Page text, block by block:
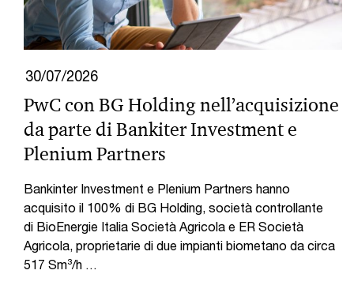
30/07/2026
PwC con BG Holding nell’acquisizione
da parte di Bankiter Investment e
Plenium Partners
Bankinter Investment e Plenium Partners hanno
acquisito il 100% di BG Holding, società controllante
di BioEnergie Italia Società Agricola e ER Società
Agricola, proprietarie di due impianti biometano da circa
517 Sm³/h …